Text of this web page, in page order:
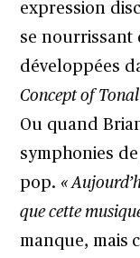
expression
se nourrissant
développées
Concept of
Ou quand
symphonies
pop. «
que cette
manque, mais